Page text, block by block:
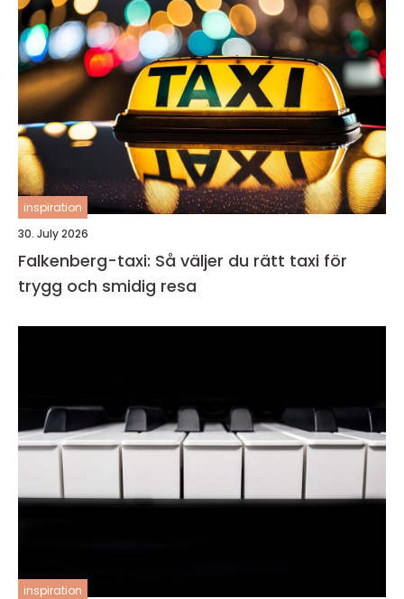
inspiration
30. July 2026
Falkenberg-taxi: Så väljer du rätt taxi för
trygg och smidig resa
inspiration